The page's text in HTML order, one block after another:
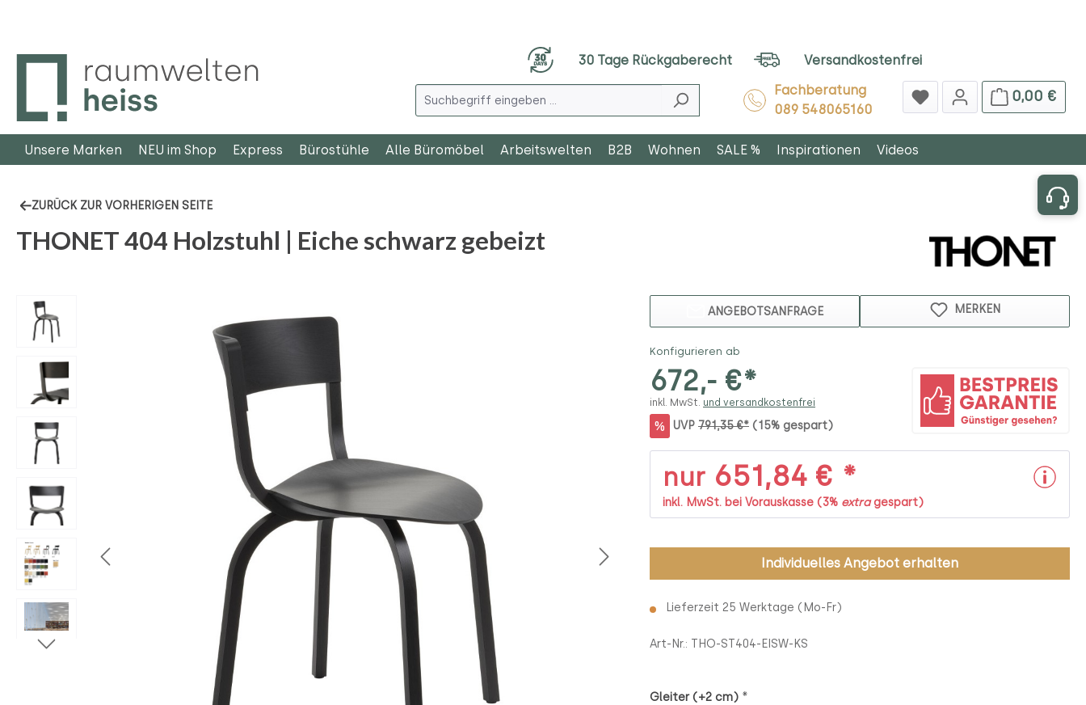
30 Tage Rückgaberecht
Versandkostenfrei
Fachberatung
089 548065160
0,00 €
Unsere Marken NEU im Shop Express Bürostühle Alle Büromöbel Arbeitswelten B2B Wohnen SALE % Inspirationen Videos
ZURÜCK ZUR VORHERIGEN SEITE
THONET 404 Holzstuhl | Eiche schwarz gebeizt
Bildergalerie überspringen
ANGEBOTSANFRAGE MERKEN
Konfigurieren ab
672,- €*
inkl. MwSt. und versandkostenfrei
% UVP 791,35 €* (15% gespart)
nur 651,84 € *
inkl. MwSt. bei Vorauskasse (3% extragespart)
Individuelles Angebot erhalten
Lieferzeit 25 Werktage (Mo-Fr)
Art-Nr.: THO-ST404-EISW-KS
Gleiter (+2 cm) *